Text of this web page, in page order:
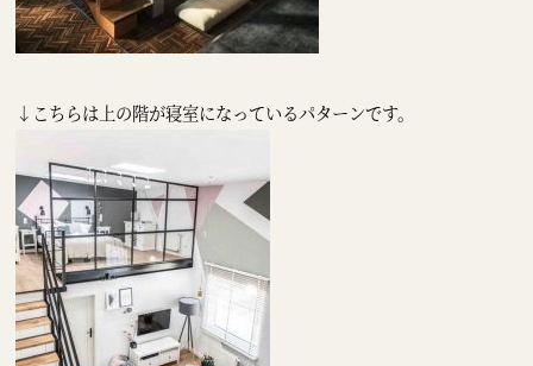
↓こちらは上の階が寝室になっているパターンです。